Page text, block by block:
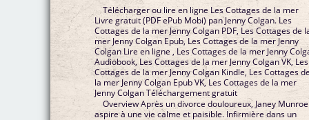
Télécharger ou lire en ligne Les Cottages de la mer
Livre gratuit (PDF ePub Mobi) pan Jenny Colgan. Les
Cottages de la mer Jenny Colgan PDF, Les Cottages de
mer Jenny Colgan Epub, Les Cottages de la mer Jenny
Colgan Lire en ligne , Les Cottages de la mer Jenny
Audiobook, Les Cottages de la mer Jenny Colgan VK, Les
Cottages de la mer Jenny Colgan Kindle, Les Cottages
la mer Jenny Colgan Epub VK, Les Cottages de la mer
Jenny Colgan Téléchargement gratuit
Overview Après un divorce douloureux, Janey Munroe
aspire à une vie calme et paisible. Infirmière dans un